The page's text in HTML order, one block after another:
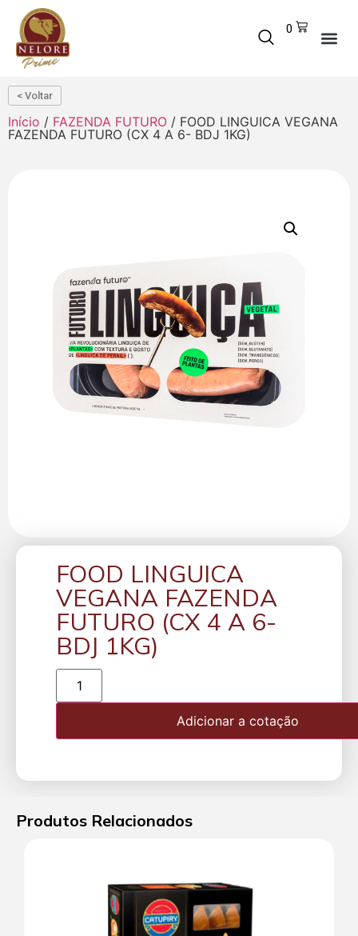
0
< Voltar
Início / FAZENDA FUTURO / FOOD LINGUICA VEGANA
FAZENDA FUTURO (CX 4 A 6- BDJ 1KG)
FOOD LINGUICA
VEGANA FAZENDA
FUTURO (CX 4 A 6-
BDJ 1KG)
Adicionar a cotação
Produtos Relacionados